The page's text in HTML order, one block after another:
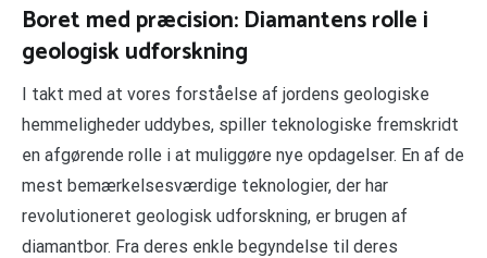
Boret med præcision: Diamantens rolle i
geologisk udforskning
I takt med at vores forståelse af jordens geologiske
hemmeligheder uddybes, spiller teknologiske fremskridt
en afgørende rolle i at muliggøre nye opdagelser. En af de
mest bemærkelsesværdige teknologier, der har
revolutioneret geologisk udforskning, er brugen af
diamantbor. Fra deres enkle begyndelse til deres